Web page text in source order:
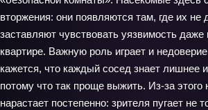
вторжения: они появляются там, где их не
заставляют чувствовать уязвимость даже
квартире. Важную роль играет и
кажется, что каждый сосед знает лишнее
потому что так проще выжить. Из‑за этого
нарастает постепенно: зрителя пугает не